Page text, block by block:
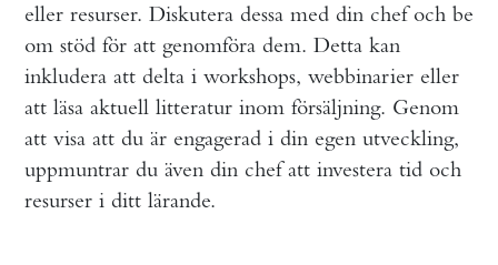
eller resurser. Diskutera dessa med din chef och be
om stöd för att genomföra dem. Detta kan
inkludera att delta i workshops, webbinarier eller
att läsa aktuell litteratur inom försäljning. Genom
att visa att du är engagerad i din egen utveckling,
uppmuntrar du även din chef att investera tid och
resurser i ditt lärande.